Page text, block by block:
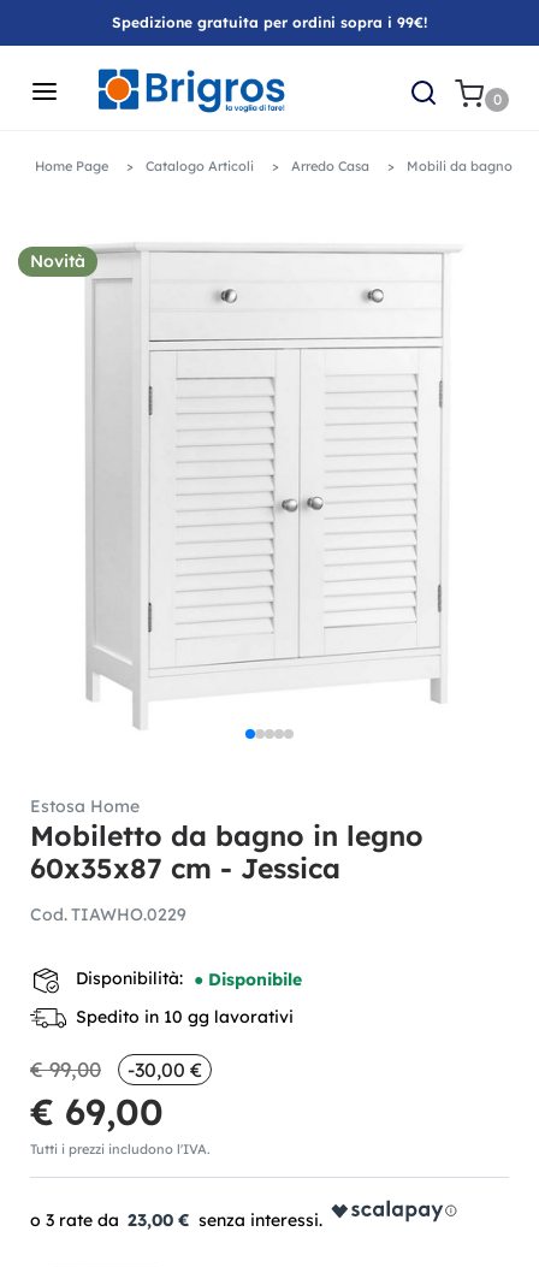
Spedizione gratuita per ordini sopra i 99€!
0
Home Page Catalogo Articoli Arredo Casa Mobili da bagno
Novità
Estosa Home
Mobiletto da bagno in legno
60x35x87 cm - Jessica
Cod.TIAWHO.0229
Disponibilità: ● Disponibile
Spedito in 10 gg lavorativi
€ 99,00 -30,00 €
€ 69,00
Tutti i prezzi includono l'IVA.
23,00 €